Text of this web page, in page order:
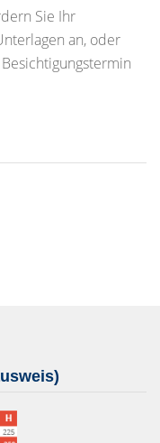
Sie Ihr
an, oder